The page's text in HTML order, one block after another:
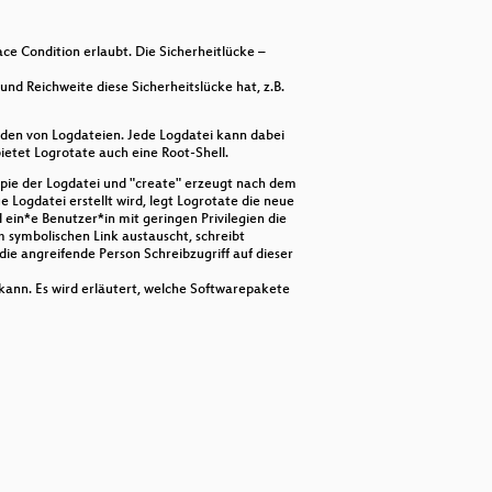
Condition erlaubt. Die Sicherheitlücke –
Reichweite diese Sicherheitslücke hat, z.B.
von Logdateien. Jede Logdatei kann dabei
Logrotate auch eine Root-Shell.
der Logdatei und "create" erzeugt nach dem
Logdatei erstellt wird, legt Logrotate die neue
ein*e Benutzer*in mit geringen Privilegien die
Link austauscht, schreibt
angreifende Person Schreibzugriff auf dieser
Es wird erläutert, welche Softwarepakete